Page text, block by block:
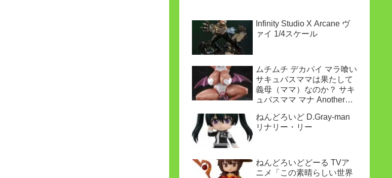
Infinity Studio X Arcane ヴ
ァイ 1/4スケール
ムチムチ デカパイ マラ喰い
サキュバスママは果たして
義母（ママ）なのか？ サキ
ュバスママ マナ Another
ねんどろいど D.Gray-man
リナリー・リー
ねんどろいどどーる TVア
ニメ「この素晴らしい世界